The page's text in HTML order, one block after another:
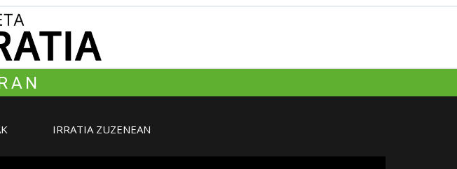
IRRATIA ZUZENEAN